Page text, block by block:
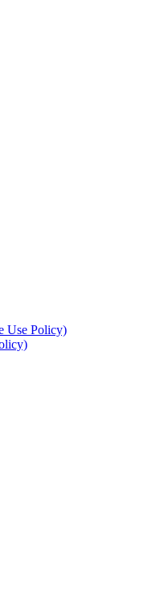
Use Policy)